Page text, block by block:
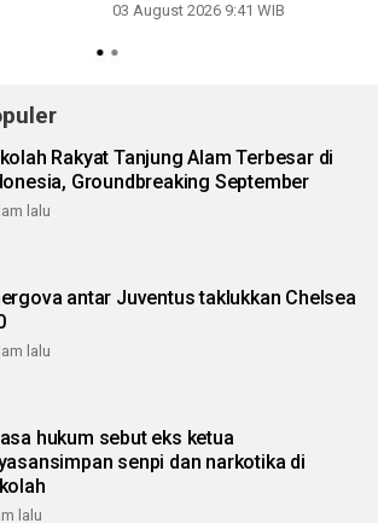
03 August 2026 9:41 WIB
Rakyat Tanjung Alam Terbesar di
Groundbreaking September
lalu
antar Juventus taklukkan Chelsea
lalu
hukum sebut eks ketua
senpi dan narkotika di
lalu